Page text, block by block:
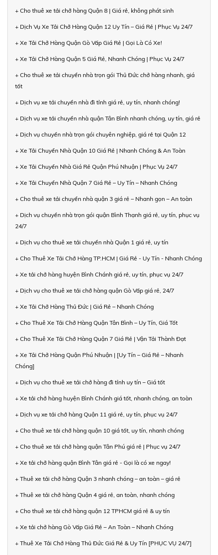
+ Cho thuê xe tải chở hàng Quận 8 | Giá rẻ, không phát sinh
+ Dịch Vụ Xe Tải Chở Hàng Quận 12 Uy Tín – Giá Rẻ | Phục Vụ 24/7
+ Xe Tải Chở Hàng Quận Gò Vấp Giá Rẻ | Gọi Là Có Xe!
+ Xe Tải Chở Hàng Quận 5 Giá Rẻ, Nhanh Chóng | Phục Vụ 24/7
+ Cho thuê xe tải chuyển nhà trọn gói Thủ Đức chở hàng nhanh, giá
tốt
+ Dịch vụ xe tải chuyển nhà đi tỉnh giá rẻ, uy tín, nhanh chóng!
+ Dịch vụ xe tải chuyển nhà quận Tân Bình nhanh chóng, uy tín, giá rẻ
+ Dịch vụ chuyển nhà trọn gói chuyên nghiệp, giá rẻ tại Quận 12
+ Xe Tải Chuyển Nhà Quận 10 Giá Rẻ | Nhanh Chóng & An Toàn
+ Xe Tải Chuyển Nhà Giá Rẻ Quận Phú Nhuận | Phục Vụ 24/7
+ Xe Tải Chuyển Nhà Quận 7 Giá Rẻ – Uy Tín – Nhanh Chóng
+ Cho thuê xe tải chuyển nhà quận 3 giá rẻ – Nhanh gọn – An toàn
+ Dịch vụ chuyển nhà trọn gói quận Bình Thạnh giá rẻ, uy tín, phục vụ
24/7
+ Dịch vụ cho thuê xe tải chuyển nhà Quận 1 giá rẻ, uy tín
+ Cho Thuê Xe Tải Chở Hàng TP.HCM | Giá Rẻ - Uy Tín - Nhanh Chóng
+ Xe tải chở hàng huyện Bình Chánh giá rẻ, uy tín, phục vụ 24/7
+ Dịch vụ cho thuê xe tải chở hàng quận Gò Vấp giá rẻ, 24/7
+ Xe Tải Chở Hàng Thủ Đức | Giá Rẻ – Nhanh Chóng
+ Cho Thuê Xe Tải Chở Hàng Quận Tân Bình – Uy Tín, Giá Tốt
+ Cho Thuê Xe Tải Chở Hàng Quận 7 Giá Rẻ | Vận Tải Thành Đạt
+ Xe Tải Chở Hàng Quận Phú Nhuận | [Uy Tín – Giá Rẻ – Nhanh
Chóng]
+ Dịch vụ cho thuê xe tải chở hàng đi tỉnh uy tín – Giá tốt
+ Xe tải chở hàng huyện Bình Chánh giá tốt, nhanh chóng, an toàn
+ Dịch vụ xe tải chở hàng Quận 11 giá rẻ, uy tín, phục vụ 24/7
+ Cho thuê xe tải chở hàng quận 10 giá tốt, uy tín, nhanh chóng
+ Cho thuê xe tải chở hàng quận Tân Phú giá rẻ | Phục vụ 24/7
+ Xe tải chở hàng quận Bình Tân giá rẻ - Gọi là có xe ngay!
+ Thuê xe tải chở hàng Quận 3 nhanh chóng – an toàn – giá rẻ
+ Thuê xe tải chở hàng Quận 4 giá rẻ, an toàn, nhanh chóng
+ Cho thuê xe tải chở hàng quận 12 TPHCM giá rẻ & uy tín
+ Xe tải chở hàng Gò Vấp Giá Rẻ – An Toàn – Nhanh Chóng
+ Thuê Xe Tải Chở Hàng Thủ Đức Giá Rẻ & Uy Tín [PHỤC VỤ 24/7]